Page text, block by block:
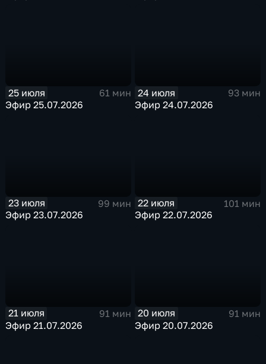
25 июля
61 мин
Эфир 25.07.2026
24 июля
93 мин
Эфир 24.07.2026
23 июля
99 мин
Эфир 23.07.2026
22 июля
101 мин
Эфир 22.07.2026
21 июля
91 мин
Эфир 21.07.2026
20 июля
91 мин
Эфир 20.07.2026